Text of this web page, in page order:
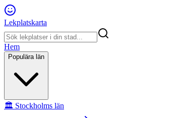
Lekplatskarta
Hem
Populära län
🏛️ Stockholms län